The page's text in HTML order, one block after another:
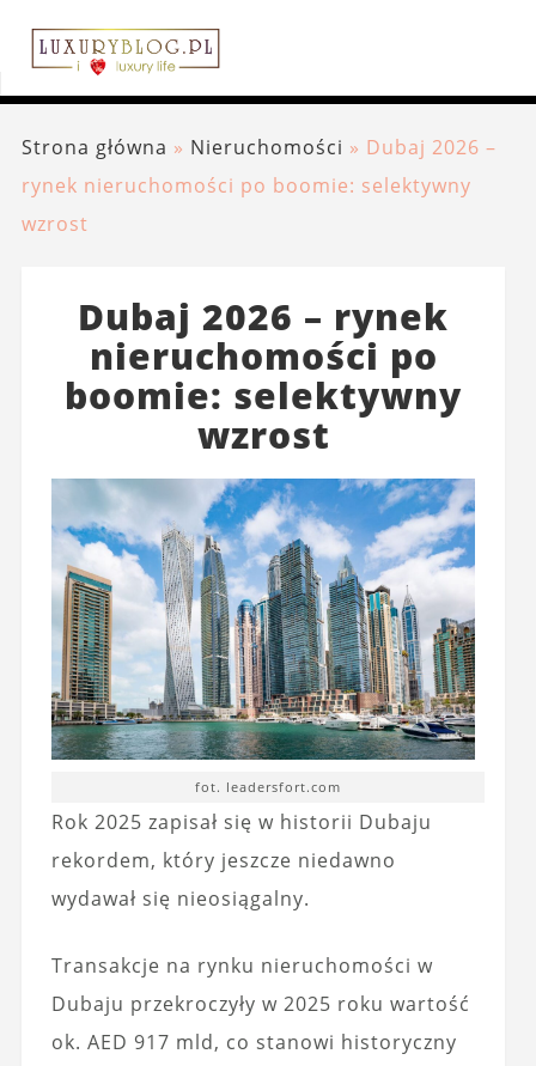
Strona główna » Nieruchomości » Dubaj 2026 –
rynek nieruchomości po boomie: selektywny
wzrost
Dubaj 2026 – rynek
nieruchomości po
boomie: selektywny
wzrost
fot. leadersfort.com
Rok 2025 zapisał się w historii Dubaju
rekordem, który jeszcze niedawno
wydawał się nieosiągalny.
Transakcje na rynku nieruchomości w
Dubaju przekroczyły w 2025 roku wartość
ok. AED 917 mld, co stanowi historyczny